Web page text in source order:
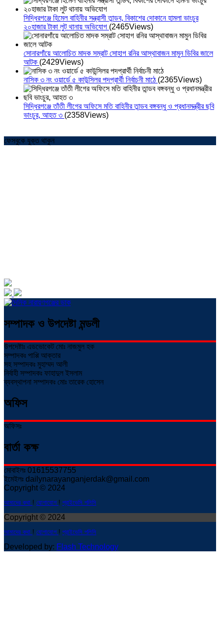
সিদ্ধিরগঞ্জে হিমেল বাহিনীর সন্ত্রাসী তান্ডব, বিকাশের দোকানে হামলা ভাংচুর
২০হাজার টাকা লুট থানায় অভিযোগ (2465Views)
সোনারগাঁয়ে আলোচিত মাদক সম্রাট সোহাগ রনির আস্থাবাজন মামুন ডিবির জালে
আটক (2429Views)
নাসিক ৩ নং ওয়ার্ডে ৫ কাউন্সিলর পদপ্রার্থী নির্বাচনী মাঠে (2365Views)
সিদ্ধিরগঞ্জে তাঁতী লীগের অফিসে মতি বাহিনীর তান্ডব বঙ্গবন্ধু ও প্রধানমন্ত্রীর ছবি
ভাংচুর, আহত ৩ (2358Views)
ফেসবুকে যুক্ত থাকুন
সম্পাদক ও উপদেষ্টা মন্ডলী
উপদেষ্টাঃ এডভোকেট মোঃ নাজমুল হক
সম্পাদকঃ পাপ্পি আক্তার
সহ সম্পাদকঃ মুহাম্মদ আলী
নির্বাহী সম্পাদকঃ ফাহাদুল ইসলাম
ব্যবস্থাপনা সম্পাদকঃ মোঃ তারেক হোসেন
অফিস
অফিসঃ
বার্তা কক্ষ
মোবাইলঃ 01615537755
ইমেইলঃ dailynarayanganjerdak@gmail.com
Copyright © 2024
আমাদের কথা ! যোগাযোগ ! প্রাইভেসি পলিসি
Copyright © 2024
আমাদের কথা ! যোগাযোগ ! প্রাইভেসি পলিসি
Developed by: Flash Technology